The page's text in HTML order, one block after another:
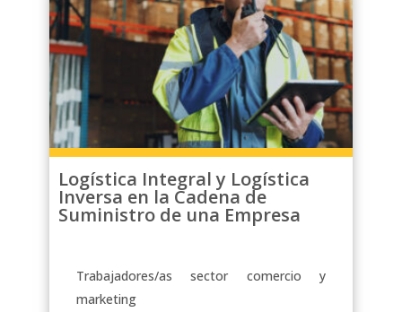
Logística Integral y Logística
Inversa en la Cadena de
Suministro de una Empresa
Trabajadores/as sector comercio y
marketing